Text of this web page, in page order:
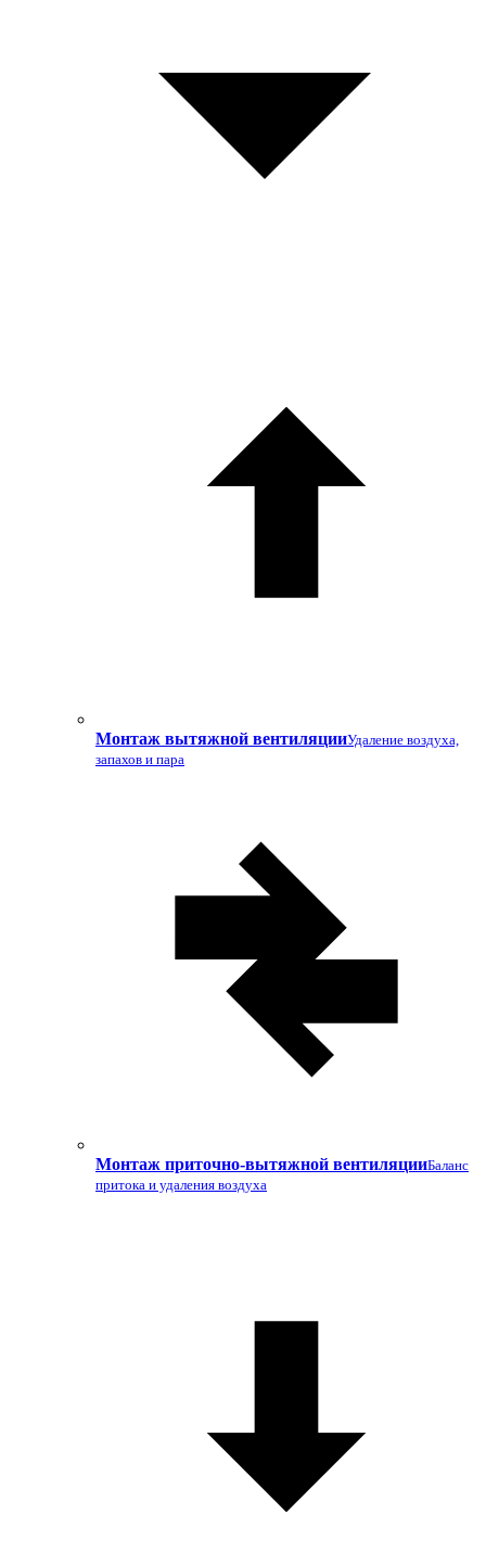
Монтаж вытяжной вентиляцииУдаление воздуха,
запахов и пара
Монтаж приточно-вытяжной вентиляцииБаланс
притока и удаления воздуха